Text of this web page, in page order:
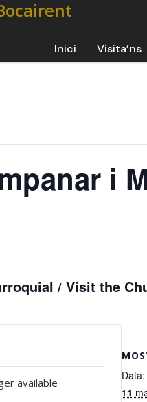
Inici Visita’ns
i
/ Visit the
Data:
11
available